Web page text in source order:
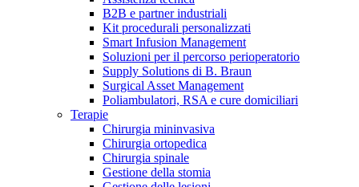
B2B e partner industriali
Kit procedurali personalizzati
Smart Infusion Management
Soluzioni per il percorso perioperatorio
Supply Solutions di B. Braun
Surgical Asset Management
Poliambulatori, RSA e cure domiciliari
Terapie
Chirurgia mininvasiva
Chirurgia ortopedica
Chirurgia spinale
Gestione della stomia